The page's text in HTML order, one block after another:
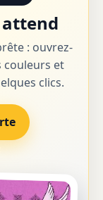
: ouvrez-
couleurs et
clics.